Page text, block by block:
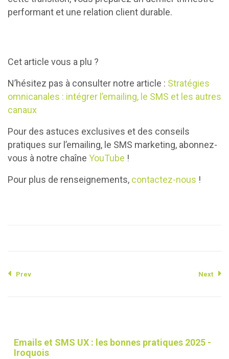
performant et une relation client durable.
Cet article vous a plu ?
N’hésitez pas à consulter notre article : Stratégies
omnicanales : intégrer l’emailing, le SMS et les autres
canaux
Pour des astuces exclusives et des conseils
pratiques sur l’emailing, le SMS marketing, abonnez-
vous à notre chaîne YouTube !
Pour plus de renseignements, contactez-nous !
Prev Next
Emails et SMS UX : les bonnes pratiques 2025 -
Iroquois